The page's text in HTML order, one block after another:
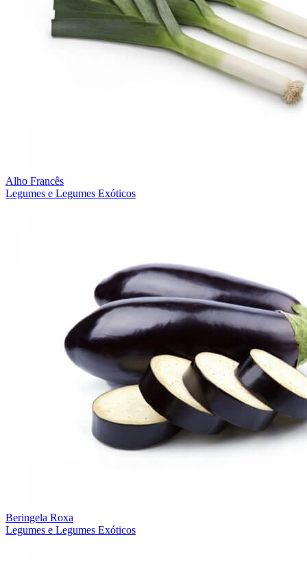
Alho Francês
Legumes e Legumes Exóticos
Beringela Roxa
Legumes e Legumes Exóticos